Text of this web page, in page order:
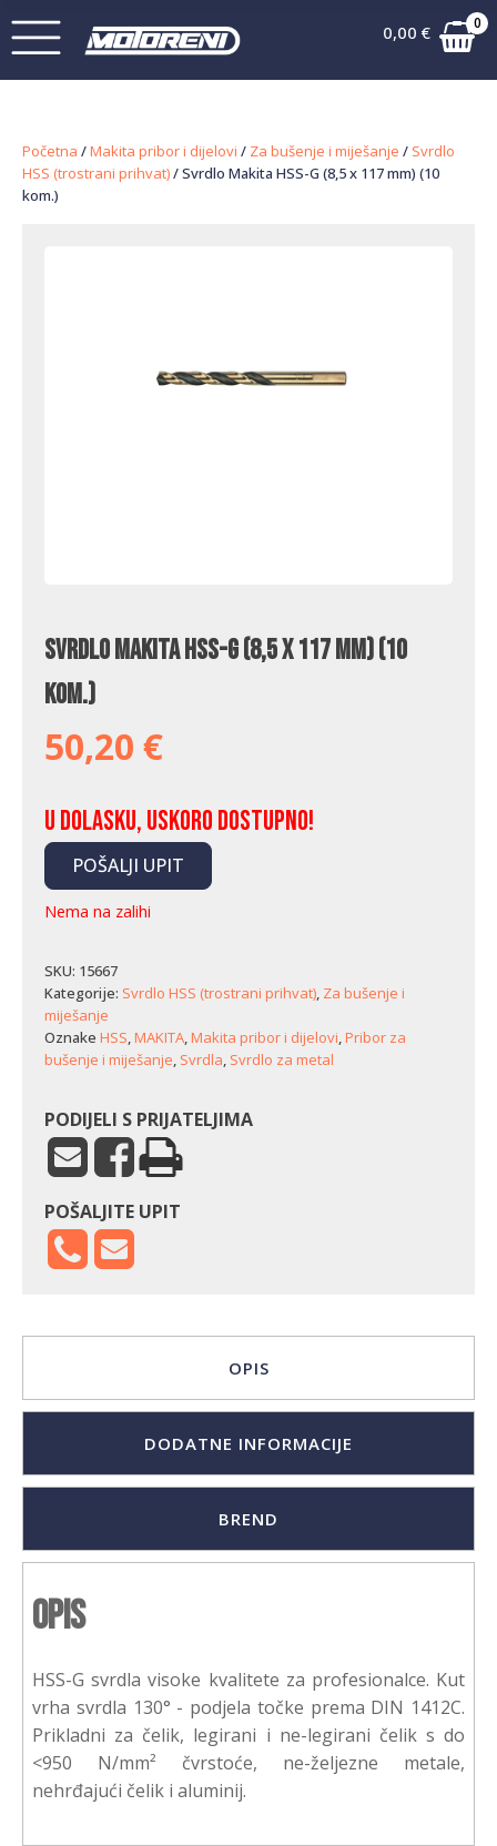
0,00 € 0
Početna /Makita pribor i dijelovi / Za bušenje i miješanje / Svrdlo
HSS (trostrani prihvat)/ Svrdlo Makita HSS-G (8,5 x 117 mm) (10
kom.)
Svrdlo Makita HSS-G (8,5 x 117 mm) (10
kom.)
50,20 €
U dolasku, uskoro dostupno!
POŠALJI UPIT
Nema na zalihi
SKU: 15667
Kategorije: Svrdlo HSS (trostrani prihvat), Za bušenje i
miješanje
Oznake HSS,MAKITA,Makita pribor i dijelovi,Pribor za
bušenje i miješanje, Svrdla, Svrdlo za metal
PODIJELI S PRIJATELJIMA
POŠALJITE UPIT
OPIS
DODATNE INFORMACIJE
BREND
Opis
HSS-G svrdla visoke kvalitete za profesionalce. Kut
vrha svrdla 130° - podjela točke prema DIN 1412C.
Prikladni za čelik, legirani i ne-legirani čelik s do
<950 N/mm² čvrstoće, ne-željezne metale,
nehrđajući čelik i aluminij.